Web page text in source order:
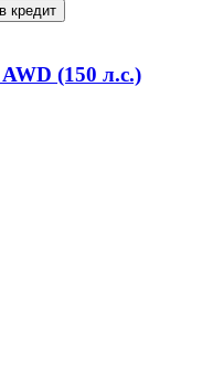
кредит
(150 л.с.)